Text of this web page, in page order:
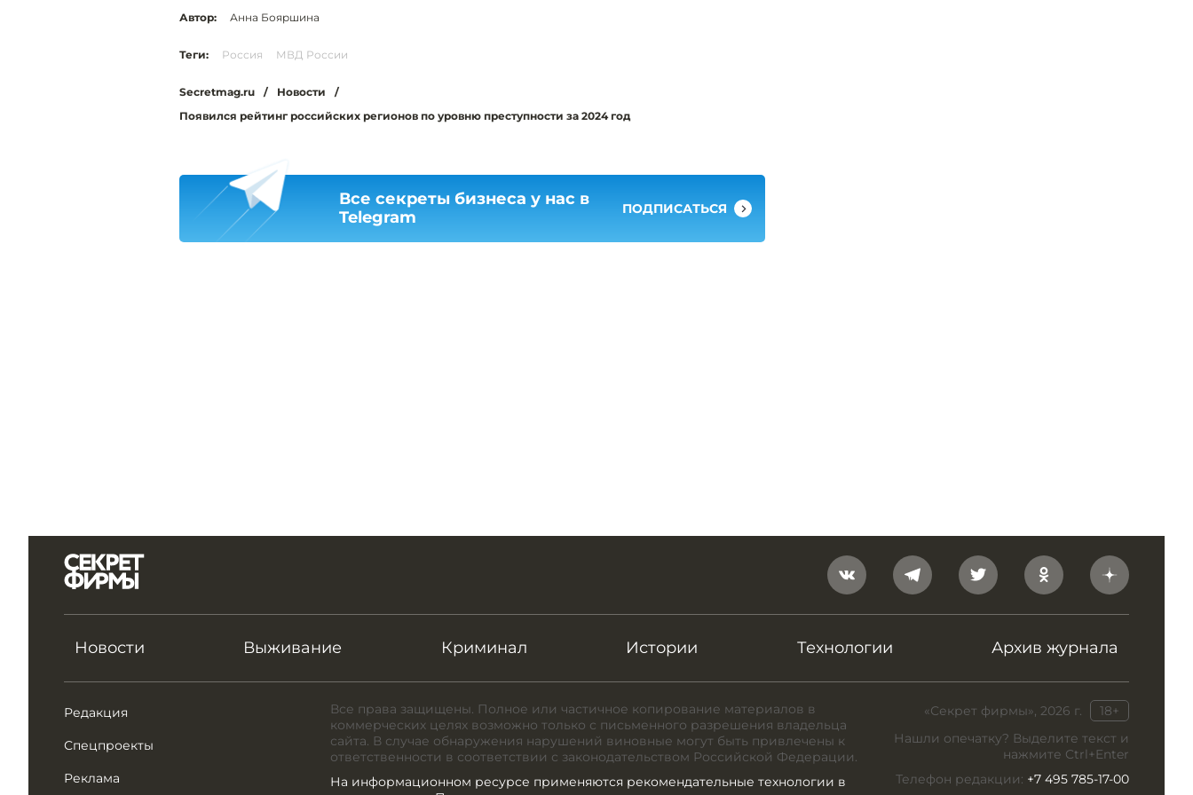
Автор: Анна Бояршина
Теги: Россия МВД России
Secretmag.ru / Новости
/
Появился рейтинг российских регионов по уровню преступности за 2024 год
Все секреты бизнеса у нас в
Telegram
ПОДПИСАТЬСЯ
Новости Выживание Криминал Истории Технологии Архив журнала
Редакция
Спецпроекты
Реклама
«Секрет фирмы», 2026 г.
18+
Нашли опечатку? Выделите текст и
нажмите Ctrl+Enter
Телефон редакции: +7 495 785-17-00
Все права защищены. Полное или частичное копирование материалов в
коммерческих целях возможно только с письменного разрешения владельца
сайта. В случае обнаружения нарушений виновные могут быть привлечены к
ответственности в соответствии с законодательством Российской Федерации.
На информационном ресурсе применяются рекомендательные технологии в